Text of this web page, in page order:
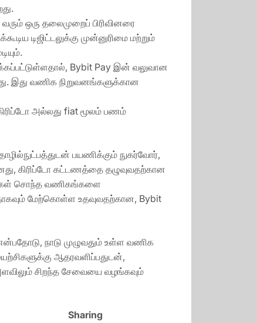
ஒரு தலைமுறைப் பிரிவினரை
டிஜிட்டலுக்கு முன்னுரிமை மற்றும்
Bybit Pay இன் வலுவான
இது வணிக நிறுவனங்களுக்கான
அல்லது fiat மூலம் பணம்
பயணிக்கும் நுகர்வோர்,
கிரிப்டோ கட்டணத்தை தழுவுவதற்கான
சொந்த வணிகங்களை
மேற்கொள்ள உதவுவதற்கான, Bybit
நாடு முழுவதும் உள்ள வணிக
ஆதரவளிப்பதுடன்,
சிறந்த சேவையை வழங்கவும்
Sharing